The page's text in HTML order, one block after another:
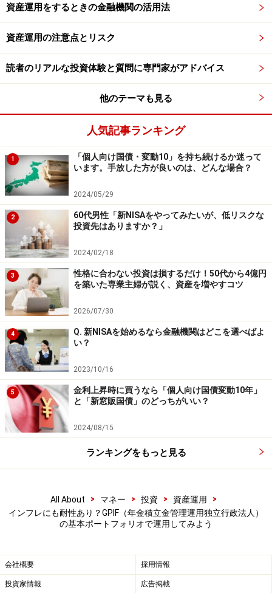
レーション
GPIFの基本ポートフォリオのもとでベンチマーク収益率
によって長期運用した場合のシミュレーション結果をお
示ししましょう。
100万円を2000年の4月からGPIFの現行基本ポートフォ
リオに投資した場合、2008年のリーマンショック時のよ
うに残高が大きく下落する局面もありますが、長期運用
で収益が積み上がって2026年の3月末には420万円に達
し、平均の運用利回りは年率5.6％となりました。
資産の長期的な成長を目指す個人投資家にとっても満足
できる運用成果ではないでしょうか。
GPIFのポートフォリオによるシミュレーション残高の推移
（出所：GPIFの業務概況書より筆者作成）
GPIFの基本ポートフォリオを活用する場合
の留意点3つ
GPIFの基本ポートフォリオを活用する場合の留意点を3
つ挙げておきます。
1点目は、これは長期資金に向いたポートフォリオであ
り、年金生活に入った方は現預金や国内債券の比率を高
ートフォリオは？戦前に生み出された分散投資の知恵
「財産三分法」』で説明しています。
2点目は、運用対象は4資産のインデックス投信や
ETF（上場投資信託）で十分であり、アクティブ運用フ
ァンドや個別株投資は必要ありません。前記のシミュレ
資産運用をするときの金融機関の活用法
資産運用の注意点とリスク
読者のリアルな投資体験と質問に専門家がアドバイス
他のテーマも見る
人気記事ランキング
1
「個人向け国債・変動10」を持ち続けるか迷って
います。手放した方が良いのは、どんな場合？
2024/05/29
2
60代男性「新NISAをやってみたいが、低リスクな
投資先はありますか？」
2024/02/18
3
性格に合わない投資は損するだけ！50代から4億円
を築いた専業主婦が説く、資産を増やすコツ
2026/07/30
4
Q. 新NISAを始めるなら金融機関はどこを選べばよ
い？
2023/10/16
5
金利上昇時に買うなら「個人向け国債変動10年」
と「新窓販国債」のどっちがいい？
2024/08/15
ランキングをもっと見る
All About > マネー > 投資 > 資産運用
>
インフレにも耐性あり？GPIF（年金積立金管理運用独立行政法人）
の基本ポートフォリオで運用してみよう
会社概要 採用情報
投資家情報 広告掲載